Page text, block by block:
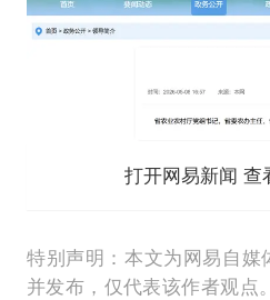
打开网易新闻 查
特别声明：本文为网易自媒
并发布，仅代表该作者观点